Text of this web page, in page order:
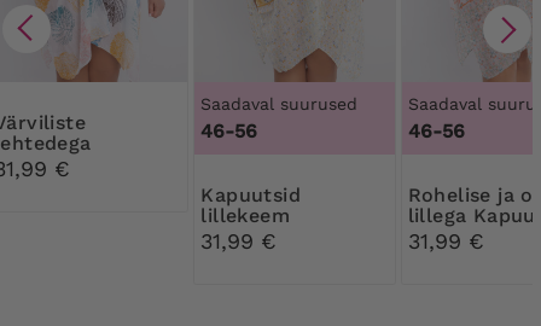
€
Saadaval suurused
46-56
Kapuutsid
lillekeem
31,99 €
Saadaval
46-56
Rohelise ja oranži
lillega
31,99 €